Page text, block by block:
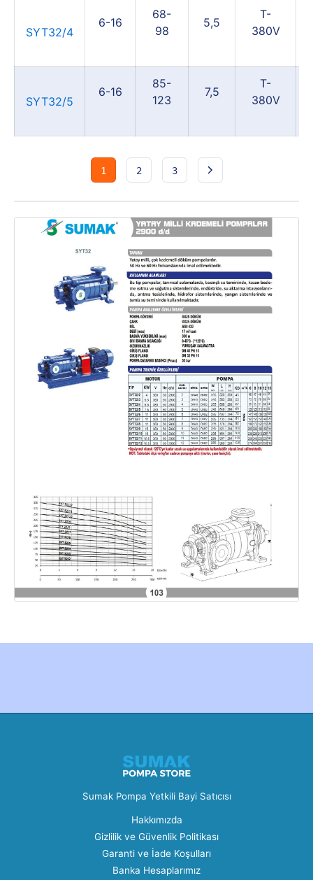
SYT32/4
6-16
68-
98
5,5
T-
380V
SYT32/5
6-16
85-
123
7,5
T-
380V
1 2 3
Sumak Pompa Yetkili Bayi Satıcısı
Hakkımızda
Gizlilik ve Güvenlik Politikası
Garanti ve İade Koşulları
Banka Hesaplarımız